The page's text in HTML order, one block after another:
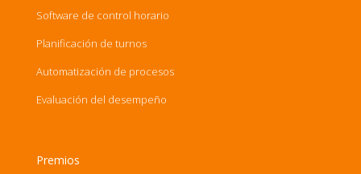
Software de control horario
Planificación de turnos
Automatización de procesos
Evaluación del desempeño
Premios